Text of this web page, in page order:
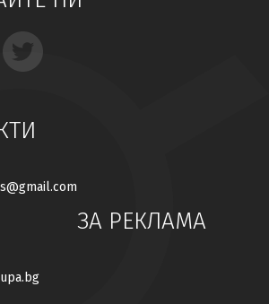
ЗА РЕКЛАМА